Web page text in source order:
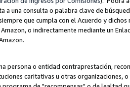
a una consulta o palabra clave de
que cumpla con el Acuerdo y
o indirectamente mediante un
persona o entidad contraprestación,
caritativas u otras organizaciones,